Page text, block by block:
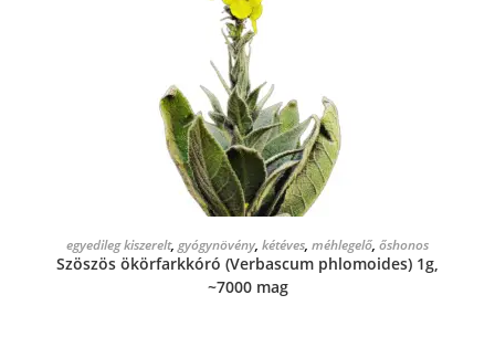
KOSÁRBA TESZEM
egyedileg kiszerelt, gyógynövény, kétéves, méhlegelő, őshonos
Szöszös ökörfarkkóró (Verbascum phlomoides) 1g,
~7000 mag